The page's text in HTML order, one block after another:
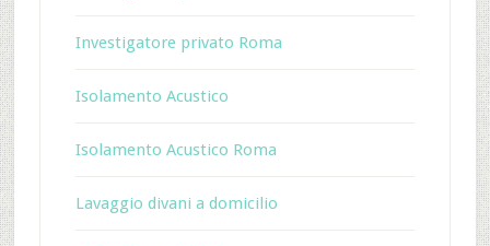
Investigatore privato Roma
Isolamento Acustico
Isolamento Acustico Roma
Lavaggio divani a domicilio